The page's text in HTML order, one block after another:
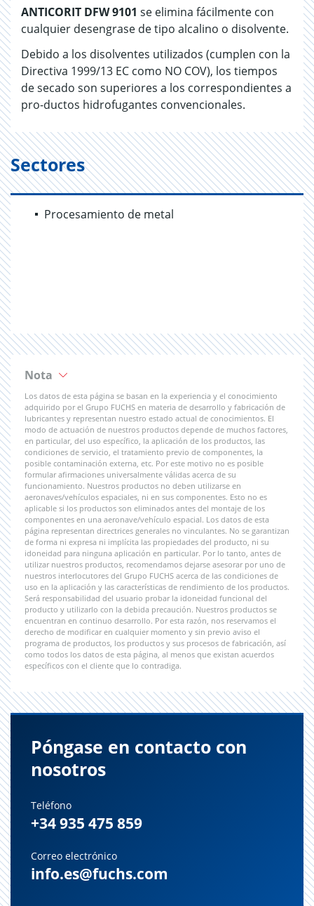
ANTICORIT DFW 9101 se elimina fácilmente con
cualquier desengrase de tipo alcalino o disolvente.
Debido a los disolventes utilizados (cumplen con la
Directiva 1999/13 EC como NO COV), los tiempos
de secado son superiores a los correspondientes a
pro-ductos hidrofugantes convencionales.
Sectores
Procesamiento de metal
Nota
Los datos de esta página se basan en la experiencia y el conocimiento
adquirido por el Grupo FUCHS en materia de desarrollo y fabricación de
lubricantes y representan nuestro estado actual de conocimientos. El
modo de actuación de nuestros productos depende de muchos factores,
en particular, del uso específico, la aplicación de los productos, las
condiciones de servicio, el tratamiento previo de componentes, la
posible contaminación externa, etc. Por este motivo no es posible
formular afirmaciones universalmente válidas acerca de su
funcionamiento. Nuestros productos no deben utilizarse en
aeronaves/vehículos espaciales, ni en sus componentes. Esto no es
aplicable si los productos son eliminados antes del montaje de los
componentes en una aeronave/vehículo espacial. Los datos de esta
página representan directrices generales no vinculantes. No se garantizan
de forma ni expresa ni implícita las propiedades del producto, ni su
idoneidad para ninguna aplicación en particular. Por lo tanto, antes de
utilizar nuestros productos, recomendamos dejarse asesorar por uno de
nuestros interlocutores del Grupo FUCHS acerca de las condiciones de
uso en la aplicación y las características de rendimiento de los productos.
Será responsabilidad del usuario probar la idoneidad funcional del
producto y utilizarlo con la debida precaución. Nuestros productos se
encuentran en continuo desarrollo. Por esta razón, nos reservamos el
derecho de modificar en cualquier momento y sin previo aviso el
programa de productos, los productos y sus procesos de fabricación, así
como todos los datos de esta página, al menos que existan acuerdos
específicos con el cliente que lo contradiga.
Póngase en contacto con
nosotros
Teléfono
+34 935 475 859
Correo electrónico
info.es@fuchs.com